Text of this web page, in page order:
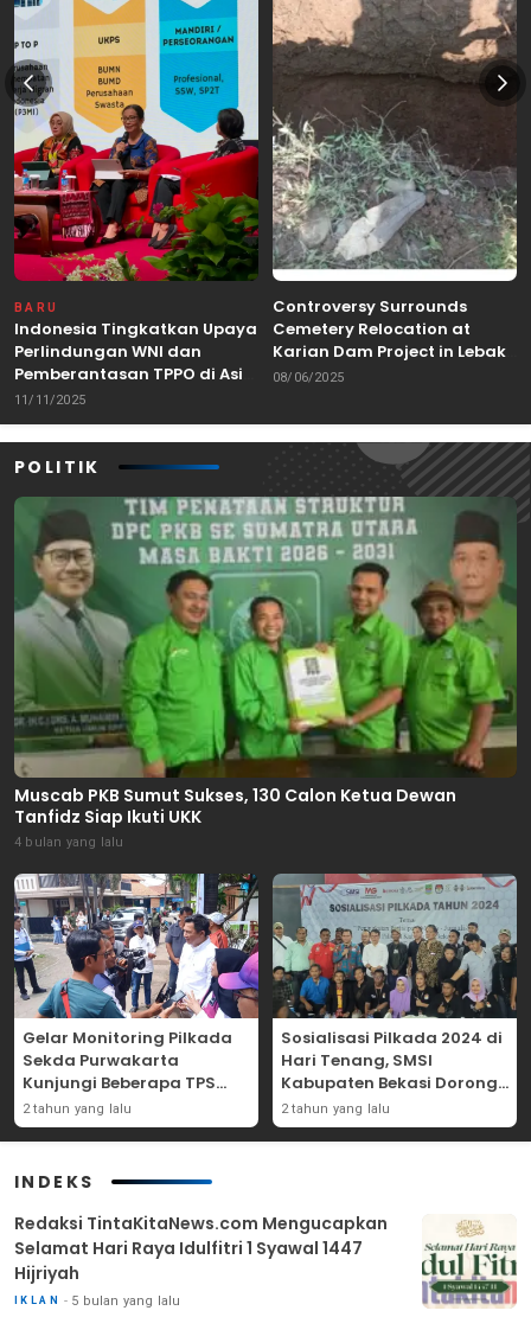
BARU
Indonesia Tingkatkan Upaya
Perlindungan WNI dan
Pemberantasan TPPO di Asia
Tenggara
11/11/2025
Controversy Surrounds
Cemetery Relocation at
Karian Dam Project in Lebak,
Banten
08/06/2025
POLITIK
Muscab PKB Sumut Sukses, 130 Calon Ketua Dewan
Tanfidz Siap Ikuti UKK
4 bulan yang lalu
Gelar Monitoring Pilkada
Sekda Purwakarta
Kunjungi Beberapa TPS
Yang Ada Di Purwakarta
2 tahun yang lalu
Sosialisasi Pilkada 2024 di
Hari Tenang, SMSI
Kabupaten Bekasi Dorong
Angka Partisipasi
Masyarakat
2 tahun yang lalu
INDEKS
Redaksi TintaKitaNews.com Mengucapkan
Selamat Hari Raya Idulfitri 1 Syawal 1447
Hijriyah
IKLAN 5 bulan yang lalu